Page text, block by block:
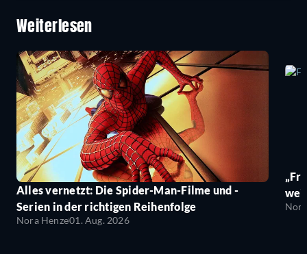
Weiterlesen
Alles vernetzt: Die Spider-Man-Filme und -
Serien in der richtigen Reihenfolge
Nora Henze01. Aug. 2026